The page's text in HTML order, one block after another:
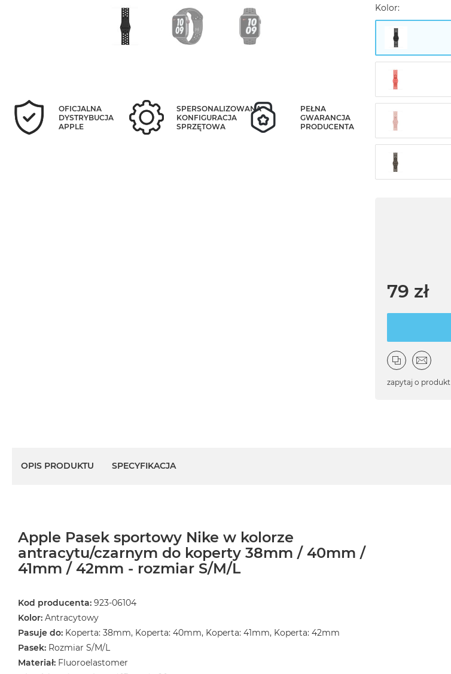
Kolor:
79 zł
zapytaj o produkt
OFICJALNA
DYSTRYBUCJA
APPLE
SPERSONALIZOWANA
KONFIGURACJA
SPRZĘTOWA
PEŁNA
GWARANCJA
PRODUCENTA
OPIS PRODUKTU SPECYFIKACJA
Apple Pasek sportowy Nike w kolorze
antracytu/czarnym do koperty 38mm / 40mm /
41mm / 42mm - rozmiar S/M/L
Kod producenta: 923-06104
Kolor: Antracytowy
Pasuje do: Koperta: 38mm, Koperta: 40mm, Koperta: 41mm, Koperta: 42mm
Pasek: Rozmiar S/M/L
Materiał: Fluoroelastomer